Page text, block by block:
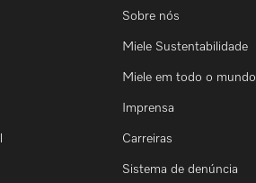
Sobre nós
Miele Sustentabilidade
Miele em todo o mundo
Imprensa
Carreiras
Sistema de denúncia